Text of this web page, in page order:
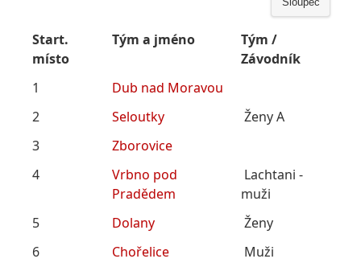
Sloupec
Start.
místo
Tým a jméno
Tým /
Závodník
1
Dub nad Moravou
2
Seloutky
Ženy A
3
Zborovice
4
Vrbno pod
Pradědem
Lachtani -
muži
5
Dolany
Ženy
6
Chořelice
Muži